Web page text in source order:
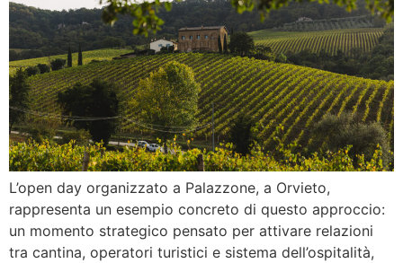
L’open day organizzato a Palazzone, a Orvieto,
rappresenta un esempio concreto di questo approccio:
un momento strategico pensato per attivare relazioni
tra cantina, operatori turistici e sistema dell’ospitalità,